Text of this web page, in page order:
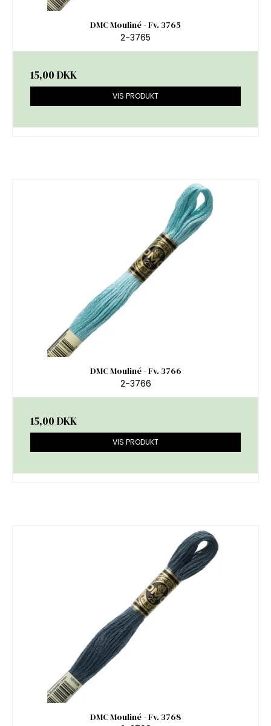
DMC Mouliné - Fv. 3765
2-3765
15,00 DKK
VIS PRODUKT
DMC Mouliné - Fv. 3766
2-3766
15,00 DKK
VIS PRODUKT
DMC Mouliné - Fv. 3768